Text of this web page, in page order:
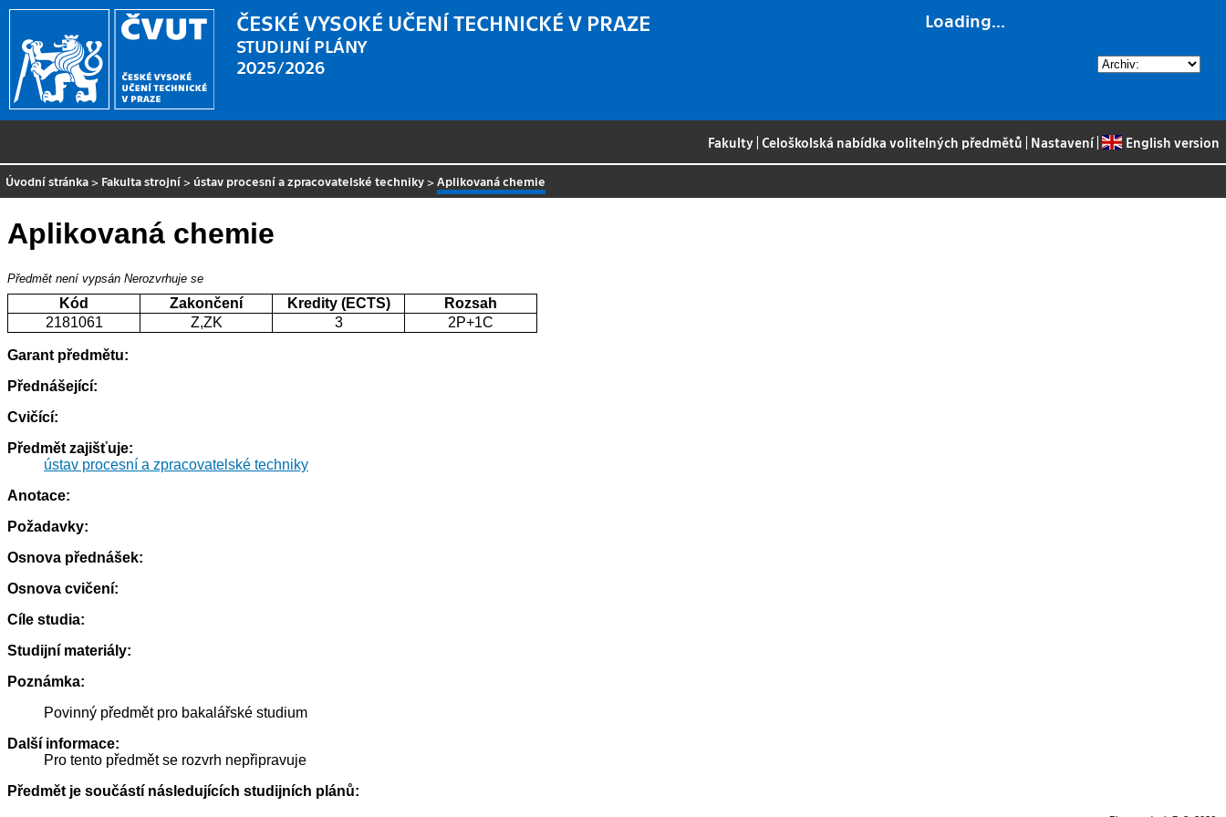
Loading...
ČESKÉ VYSOKÉ UČENÍ TECHNICKÉ V PRAZE
STUDIJNÍ PLÁNY
2025/2026
Fakulty |Celoškolská nabídka volitelných předmětů Nastavení| English version
Úvodní stránka > Fakulta strojní > ústav procesní a zpracovatelské techniky > Aplikovaná chemie
Aplikovaná chemie
Předmět není vypsán Nerozvrhuje se
Kód Zakončení Kredity (ECTS)
Rozsah
2181061
Z,ZK 3 2P+1C
Garant předmětu:
Přednášející:
Cvičící:
Předmět zajišťuje:
ústav procesní a zpracovatelské techniky
Anotace:
Požadavky:
Osnova přednášek:
Osnova cvičení:
Cíle studia:
Studijní materiály:
Poznámka:
Povinný předmět pro bakalářské studium
Další informace:
Pro tento předmět se rozvrh nepřipravuje
Předmět je součástí následujících studijních plánů: